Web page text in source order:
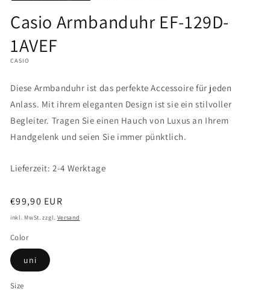
Casio Armbanduhr EF-129D-
1AVEF
CASIO
Diese Armbanduhr ist das perfekte Accessoire für jeden
Anlass. Mit ihrem eleganten Design ist sie ein stilvoller
Begleiter. Tragen Sie einen Hauch von Luxus an Ihrem
Handgelenk und seien Sie immer pünktlich.
Lieferzeit: 2-4 Werktage
Normaler
Preis
€99,90 EUR
inkl. MwSt. zzgl. Versand
Color
uni
Size